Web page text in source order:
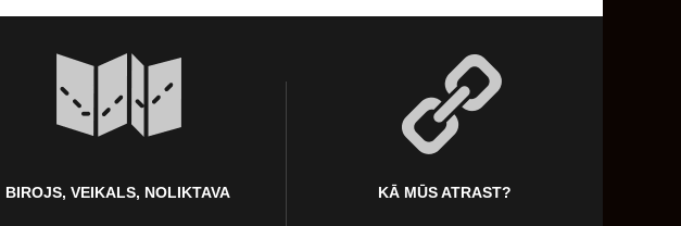
BIROJS, VEIKALS, NOLIKTAVA KĀ MŪS ATRAST?